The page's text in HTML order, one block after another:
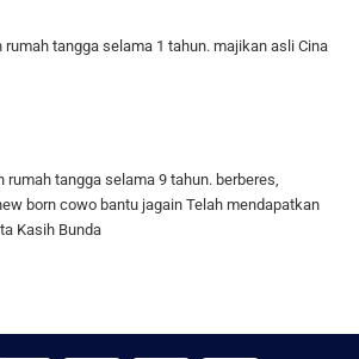
rumah tangga selama 1 tahun. majikan asli Cina
rumah tangga selama 9 tahun. berberes,
born cowo bantu jagain Telah mendapatkan
Kasih Bunda